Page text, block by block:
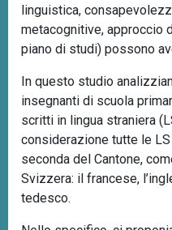
linguistica,
metacognitive, approccio
piano di studi) possono
In questo studio
insegnanti di scuola
scritti in lingua straniera
considerazione tutte le
seconda del Cantone,
Svizzera: il francese,
tedesco.